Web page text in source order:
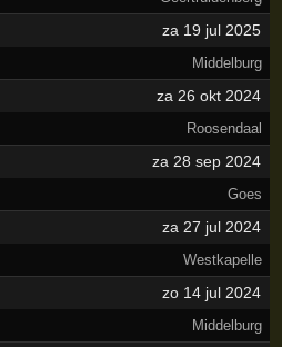
za 19 jul 2025
Middelburg
za 26 okt 2024
Roosendaal
za 28 sep 2024
Goes
za 27 jul 2024
Westkapelle
zo 14 jul 2024
Middelburg